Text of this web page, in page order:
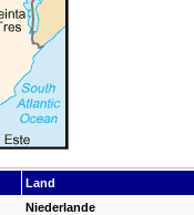
Land
Niederlande